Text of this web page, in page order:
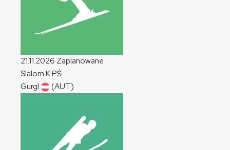
21.11.2026 Zaplanowane
Slalom KPŚ
Gurgl
(AUT)